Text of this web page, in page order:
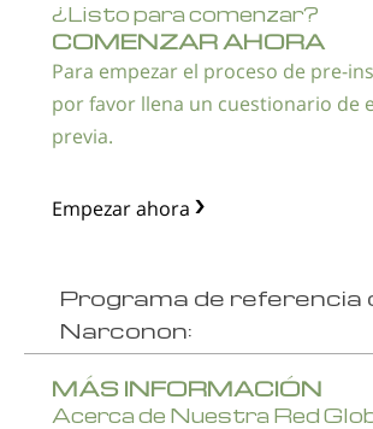
¿Listo para comenzar?
COMENZAR AHORA
Para empezar el proceso de pre-
por favor llena un cuestionario de
previa.
Empezar ahora
Programa de referencia
Narconon:
MÁS INFORMACIÓN
Acerca de Nuestra Red